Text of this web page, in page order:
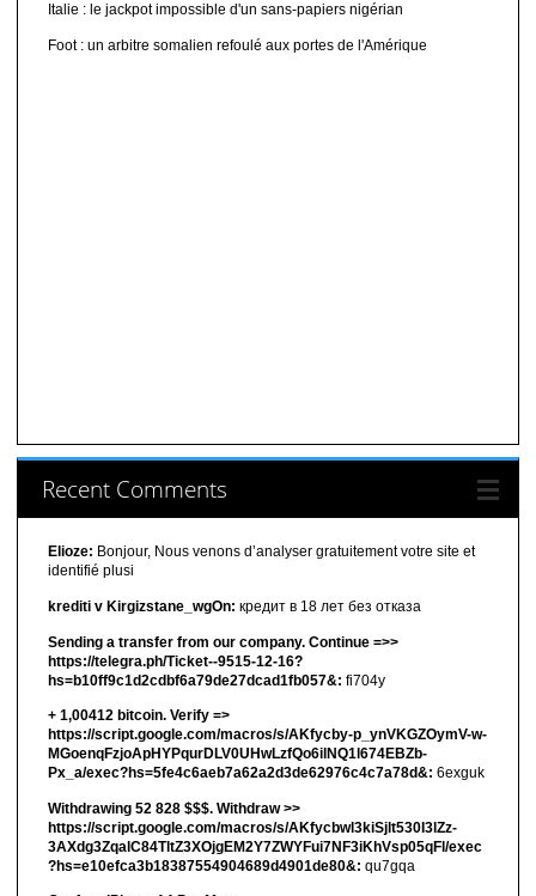
Italie : le jackpot impossible d'un sans-papiers nigérian
Foot : un arbitre somalien refoulé aux portes de l'Amérique
Recent Comments
Elioze: Bonjour, Nous venons d’analyser gratuitement votre site et
identifié plusi
krediti v Kirgizstane_wgOn: кредит в 18 лет без отказа
Sending a transfer from our company. Continue =>>
https://telegra.ph/Ticket--9515-12-16?
hs=b10ff9c1d2cdbf6a79de27dcad1fb057&: fi704y
+ 1,00412 bitсоin. Verify =>
https://script.google.com/macros/s/AKfycby-p_ynVKGZOymV-w-
MGoenqFzjoApHYPqurDLV0UHwLzfQo6ilNQ1l674EBZb-
Px_a/exec?hs=5fe4c6aeb7a62a2d3de62976c4c7a78d&: 6exguk
Withdrawing 52 828 $$$. Withdrаw >>
https://script.google.com/macros/s/AKfycbwl3kiSjlt530I3lZz-
3AXdg3ZqalC84TltZ3XOjgEM2Y7ZWYFui7NF3iKhVsp05qFl/exec
?hs=e10efca3b18387554904689d4901de80&: qu7gqa